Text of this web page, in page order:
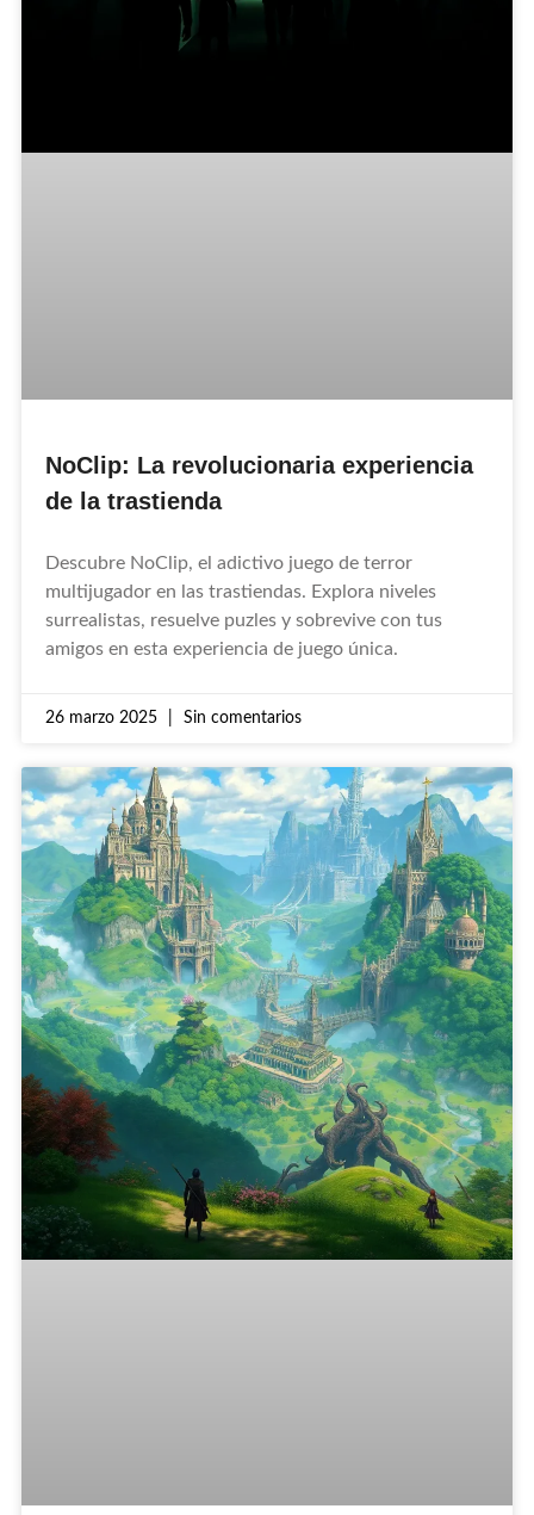
NoClip: La revolucionaria experiencia
de la trastienda
Descubre NoClip, el adictivo juego de terror
multijugador en las trastiendas. Explora niveles
surrealistas, resuelve puzles y sobrevive con tus
amigos en esta experiencia de juego única.
26 marzo 2025 Sin comentarios